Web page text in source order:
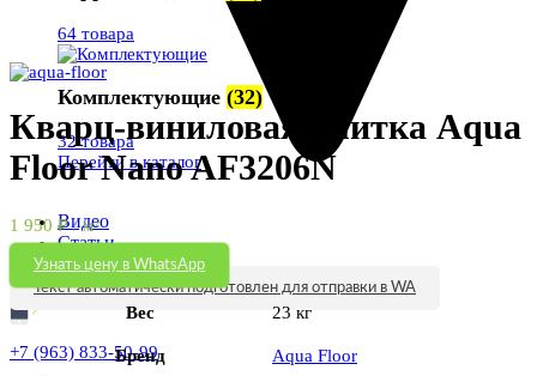
64 товара
Комплектующие (32)
32 товара
Перейти в каталог
Видео
Статьи
Контакты
+7 (963) 833-50-99
Увеличить
Кварц-виниловая плитка Aqua
Floor Nano AF3206N
1 950 ₽/ м²
Узнать цену в WhatsApp
Текст автоматически подготовлен для отправки в WA
Вес 23 кг
Бренд Aqua Floor